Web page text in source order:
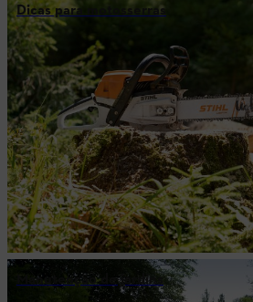
Dicas para motosserras
Manutenção de jardins